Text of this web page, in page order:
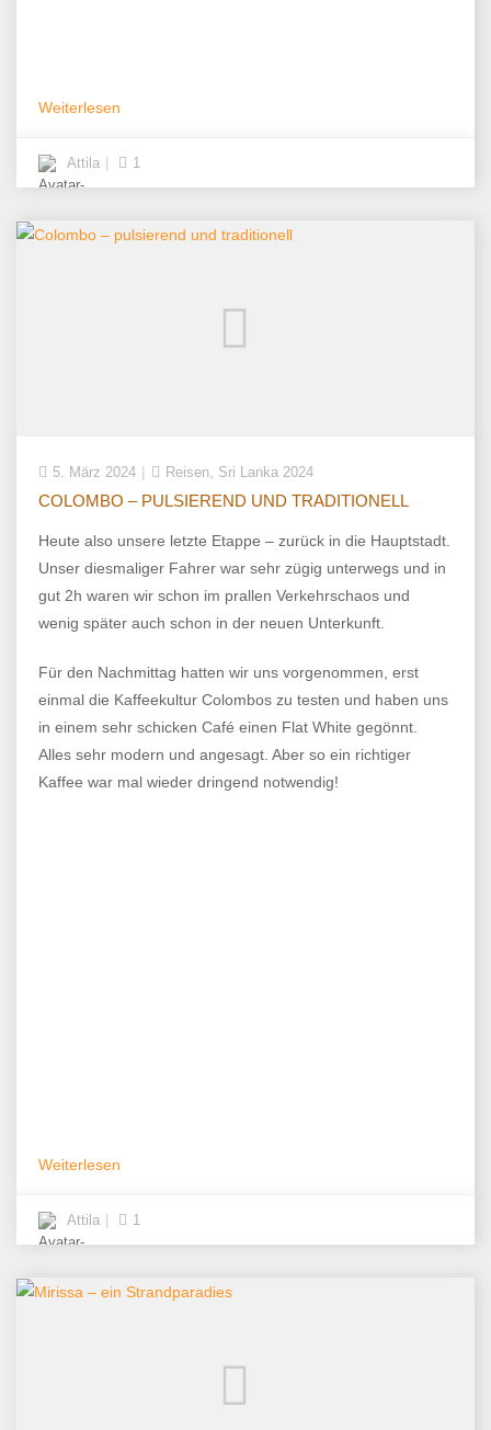
Weiterlesen
Attila 1
5. März 2024 Reisen Sri Lanka 2024
COLOMBO – PULSIEREND UND TRADITIONELL
Heute also unsere letzte Etappe – zurück in die Hauptstadt.
Unser diesmaliger Fahrer war sehr zügig unterwegs und in
gut 2h waren wir schon im prallen Verkehrschaos und
wenig später auch schon in der neuen Unterkunft.
Für den Nachmittag hatten wir uns vorgenommen, erst
einmal die Kaffeekultur Colombos zu testen und haben uns
in einem sehr schicken Café einen Flat White gegönnt.
Alles sehr modern und angesagt. Aber so ein richtiger
Kaffee war mal wieder dringend notwendig!
Weiterlesen
Attila 1